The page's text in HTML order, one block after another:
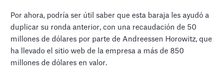
Por ahora, podría ser útil saber que esta baraja les ayudó a
duplicar su ronda anterior, con una recaudación de 50
millones de dólares por parte de Andreessen Horowitz, que
ha llevado el sitio web de la empresa a más de 850
millones de dólares en valor.